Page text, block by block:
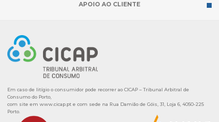
APOIO AO CLIENTE
Em caso de litígio o consumidor pode recorrer ao CICAP – Tribunal Arbitral de
Consumo do Porto,
com site em www.cicap.pt e com sede na Rua Damião de Góis, 31, Loja 6, 4050-225
Porto.